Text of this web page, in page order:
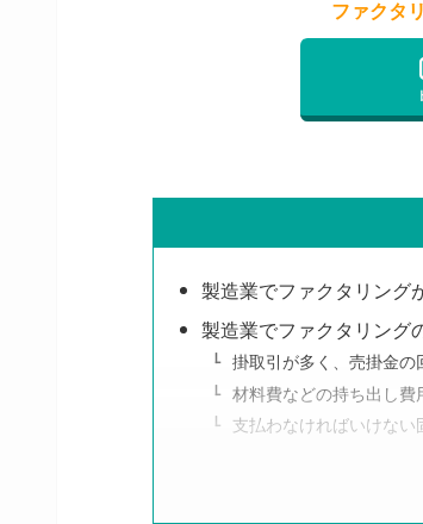
ファクタ
製造業でファクタリング
製造業でファクタリング
掛取引が多く、売掛金の
材料費などの持ち出し費
支払わなければいけない